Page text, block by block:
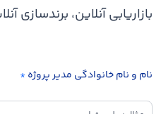
بازاریابی آنلاین، برندسازی
نام و نام خانوادگی مدیر پروژه*